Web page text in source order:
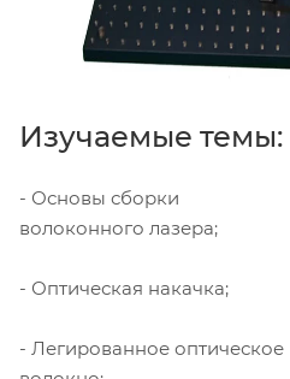
Изучаемые темы:
- Основы сборки
волоконного лазера;
- Оптическая накачка;
- Легированное оптическое